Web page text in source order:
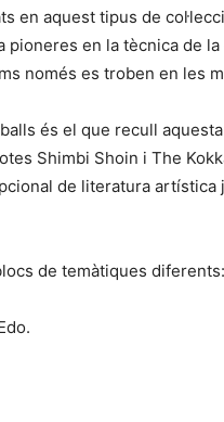
en aquest tipus de
pioneres en la tècnica de
només es troben en les
és el que recull
Shimbi Shoin i The
de literatura artística
de temàtiques diferents: